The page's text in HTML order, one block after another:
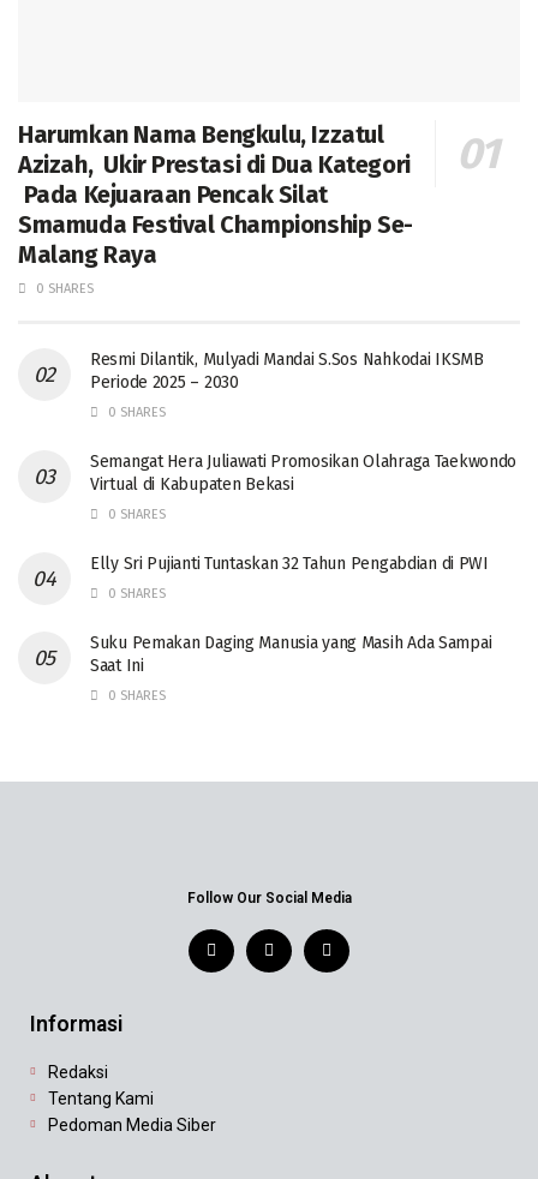
Harumkan Nama Bengkulu, Izzatul
Azizah, Ukir Prestasi di Dua Kategori
Pada Kejuaraan Pencak Silat
Smamuda Festival Championship Se-
Malang Raya
0 SHARES
Resmi Dilantik, Mulyadi Mandai S.Sos Nahkodai IKSMB
Periode 2025 – 2030
0 SHARES
Semangat Hera Juliawati Promosikan Olahraga Taekwondo
Virtual di Kabupaten Bekasi
0 SHARES
Elly Sri Pujianti Tuntaskan 32 Tahun Pengabdian di PWI
0 SHARES
‎Suku Pemakan Daging Manusia yang Masih Ada Sampai
Saat Ini
0 SHARES
Follow Our Social Media
Informasi
Redaksi
Tentang Kami
Pedoman Media Siber